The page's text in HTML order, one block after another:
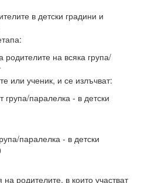
в детски градини и
на всяка група/
или ученик, и се излъчват:
паралелка - в детски
паралелка - в детски
родителите, в които участват